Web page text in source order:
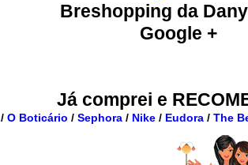
Breshopping da
Google +
Já comprei e
/O Boticário / Sephora / Nike / Eudora /The